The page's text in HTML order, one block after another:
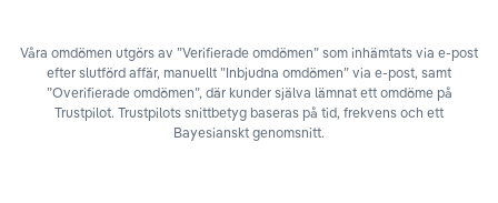
Våra omdömen utgörs av ”Verifierade omdömen” som inhämtats via e-post
efter slutförd affär, manuellt ”Inbjudna omdömen” via e-post, samt
”Overifierade omdömen”, där kunder själva lämnat ett omdöme på
Trustpilot. Trustpilots snittbetyg baseras på tid, frekvens och ett
Bayesianskt genomsnitt.